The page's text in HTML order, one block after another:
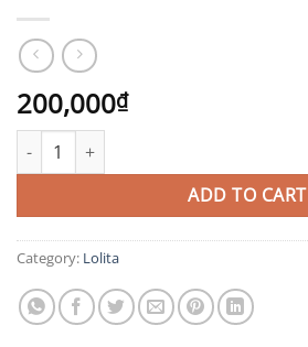
200,000₫
JHG quantity
ADD TO CART
Category: Lolita